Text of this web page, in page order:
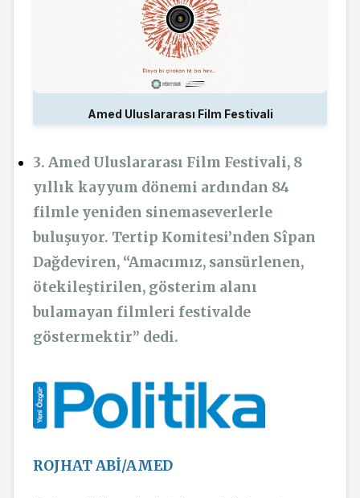
Amed Uluslararası Film Festivali
3. Amed Uluslararası Film Festivali, 8
yıllık kayyum dönemi ardından 84
filmle yeniden sinemaseverlerle
buluşuyor. Tertip Komitesi’nden Sîpan
Dağdeviren, “Amacımız, sansürlenen,
ötekileştirilen, gösterim alanı
bulamayan filmleri festivalde
göstermektir” dedi.
ROJHAT ABİ/AMED